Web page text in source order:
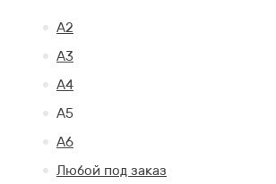
А2
А3
А4
А5
А6
Любой под заказ